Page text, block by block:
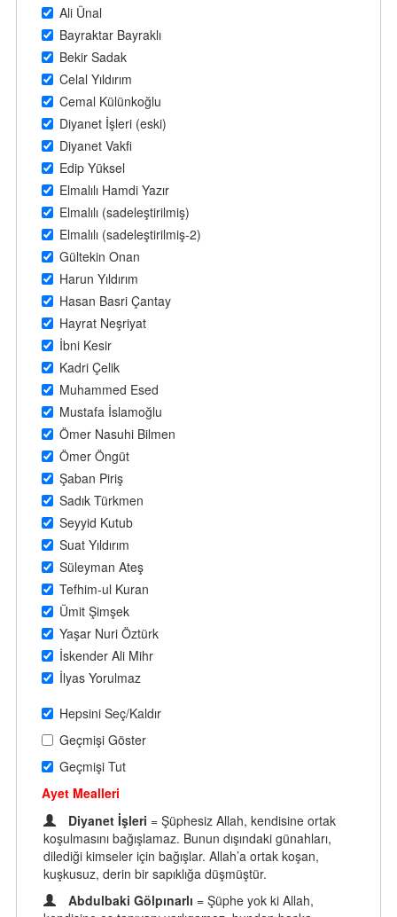
Ali Ünal
Bayraktar Bayraklı
Bekir Sadak
Celal Yıldırım
Cemal Külünkoğlu
Diyanet İşleri (eski)
Diyanet Vakfi
Edip Yüksel
Elmalılı Hamdi Yazır
Elmalılı (sadeleştirilmiş)
Elmalılı (sadeleştirilmiş-2)
Gültekin Onan
Harun Yıldırım
Hasan Basri Çantay
Hayrat Neşriyat
İbni Kesir
Kadri Çelik
Muhammed Esed
Mustafa İslamoğlu
Ömer Nasuhi Bilmen
Ömer Öngüt
Şaban Piriş
Sadık Türkmen
Seyyid Kutub
Suat Yıldırım
Süleyman Ateş
Tefhim-ul Kuran
Ümit Şimşek
Yaşar Nuri Öztürk
İskender Ali Mihr
İlyas Yorulmaz
Hepsini Seç/Kaldır
Geçmişi Göster
Geçmişi Tut
Ayet Mealleri
Diyanet İşleri = Şüphesiz Allah, kendisine ortak
koşulmasını bağışlamaz. Bunun dışındaki günahları,
dilediği kimseler için bağışlar. Allah’a ortak koşan,
kuşkusuz, derin bir sapıklığa düşmüştür.
Abdulbaki Gölpınarlı = Şüphe yok ki Allah,